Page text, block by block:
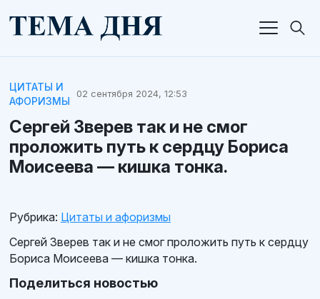
ЦИТАТЫ И
АФОРИЗМЫ
02 сентября 2024, 12:53
Сергей Зверев так и не смог
проложить путь к сердцу Бориса
Моисеева — кишка тонка.
Рубрика: Цитаты и афоризмы
Сергей Зверев так и не смог проложить путь к сердцу
Бориса Моисеева — кишка тонка.
Поделиться новостью